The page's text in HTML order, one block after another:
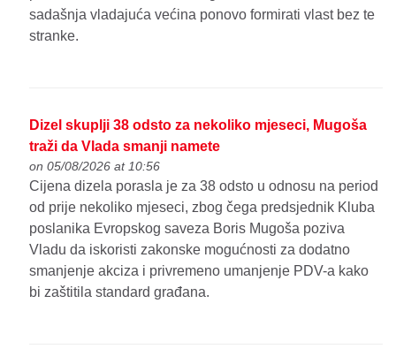
sadašnja vladajuća većina ponovo formirati vlast bez te
stranke.
Dizel skuplji 38 odsto za nekoliko mjeseci, Mugoša
traži da Vlada smanji namete
on 05/08/2026 at 10:56
Cijena dizela porasla je za 38 odsto u odnosu na period
od prije nekoliko mjeseci, zbog čega predsjednik Kluba
poslanika Evropskog saveza Boris Mugoša poziva
Vladu da iskoristi zakonske mogućnosti za dodatno
smanjenje akciza i privremeno umanjenje PDV-a kako
bi zaštitila standard građana.